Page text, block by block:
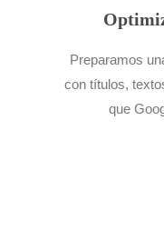
Preparamos
con títulos,
que